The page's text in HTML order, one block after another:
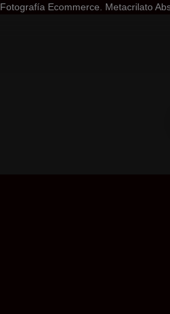
Fotografía Ecommerce. Metacrilato